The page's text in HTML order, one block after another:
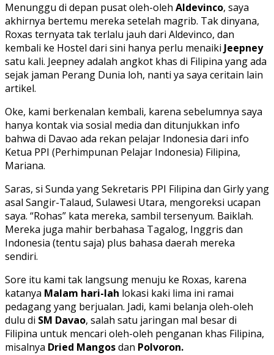
Menunggu di depan pusat oleh-oleh Aldevinco, saya
akhirnya bertemu mereka setelah magrib. Tak dinyana,
Roxas ternyata tak terlalu jauh dari Aldevinco, dan
kembali ke Hostel dari sini hanya perlu menaiki Jeepney
satu kali. Jeepney adalah angkot khas di Filipina yang ada
sejak jaman Perang Dunia loh, nanti ya saya ceritain lain
artikel.
Oke, kami berkenalan kembali, karena sebelumnya saya
hanya kontak via sosial media dan ditunjukkan info
bahwa di Davao ada rekan pelajar Indonesia dari info
Ketua PPI (Perhimpunan Pelajar Indonesia) Filipina,
Mariana.
Saras, si Sunda yang Sekretaris PPI Filipina dan Girly yang
asal Sangir-Talaud, Sulawesi Utara, mengoreksi ucapan
saya. “Rohas” kata mereka, sambil tersenyum. Baiklah.
Mereka juga mahir berbahasa Tagalog, Inggris dan
Indonesia (tentu saja) plus bahasa daerah mereka
sendiri.
Sore itu kami tak langsung menuju ke Roxas, karena
katanya Malam hari-lah lokasi kaki lima ini ramai
pedagang yang berjualan. Jadi, kami belanja oleh-oleh
dulu di SM Davao, salah satu jaringan mal besar di
Filipina untuk mencari oleh-oleh penganan khas Filipina,
misalnya Dried Mangosdan Polvoron.